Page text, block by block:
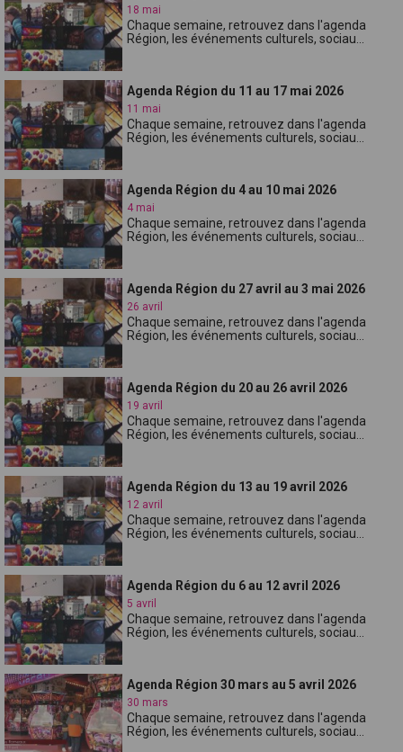
18 mai
Chaque semaine, retrouvez dans l'agenda
Région, les événements culturels, sociau...
Agenda Région du 11 au 17 mai 2026
11 mai
Chaque semaine, retrouvez dans l'agenda
Région, les événements culturels, sociau...
Agenda Région du 4 au 10 mai 2026
4 mai
Chaque semaine, retrouvez dans l'agenda
Région, les événements culturels, sociau...
Agenda Région du 27 avril au 3 mai 2026
26 avril
Chaque semaine, retrouvez dans l'agenda
Région, les événements culturels, sociau...
Agenda Région du 20 au 26 avril 2026
19 avril
Chaque semaine, retrouvez dans l'agenda
Région, les événements culturels, sociau...
Agenda Région du 13 au 19 avril 2026
12 avril
Chaque semaine, retrouvez dans l'agenda
Région, les événements culturels, sociau...
Agenda Région du 6 au 12 avril 2026
5 avril
Chaque semaine, retrouvez dans l'agenda
Région, les événements culturels, sociau...
Agenda Région 30 mars au 5 avril 2026
30 mars
Chaque semaine, retrouvez dans l'agenda
Région, les événements culturels, sociau...